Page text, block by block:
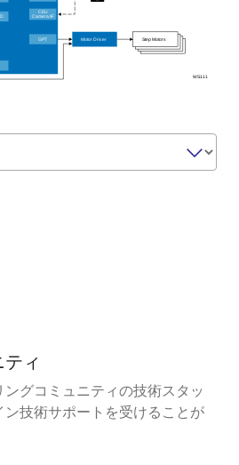
マイクロ ROS をサポートし、
のシームレスな統合を可能に
信機能を強化
Step Motors
WS111
CEU
Camera I/F
GPT Motor Driver
ィ
グコミュニティの技術スタッ
技術サポートを受けることが